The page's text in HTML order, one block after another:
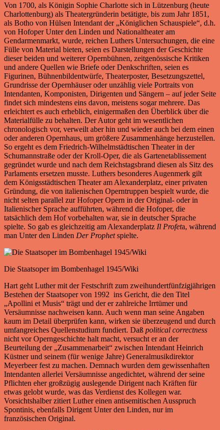
Von 1700, als Königin Sophie Charlotte sich in Lützenburg (heute
Charlottenburg) als Theatergründerin betätigte, bis zum Jahr 1851,
als Botho von Hülsen Intendant der „Königlichen Schauspiele“, d.h.
von Hofoper Unter den Linden und Nationaltheater am
Gendarmenmarkt, wurde, reichen Luthers Untersuchungen, die eine
Fülle von Material bieten, seien es Darstellungen der Geschichte
dieser beiden und weiterer Opernbühnen, zeitgenössische Kritiken
und andere Quellen wie Briefe oder Denkschriften, seien es
Figurinen, Bühnenbildentwürfe, Theaterposter, Besetzungszettel,
Grundrisse der Opernhäuser oder unzählig viele Portraits von
Intendanten, Komponisten, Dirigenten und Sängern – auf jeder Seite
findet sich mindestens eins davon, meistens sogar mehrere. Das
erleichtert es auch erheblich, einigermaßen den Überblick über die
Materialfülle zu behalten. Der Autor geht im wesentlichen
chronologisch vor, verweilt aber hin und wieder auch bei dem einen
oder anderen Opernhaus, um größere Zusammenhänge herzustellen.
So ergeht es dem Friedrich-Wilhelmstädtischen Theater in der
Schumannstraße oder der Kroll-Oper, die als Gartenetablissement
gegründet wurde und nach dem Reichstagsbrand diesen als Sitz des
Parlaments ersetzen musste. Luthers besonderes Augenmerk gilt
dem Königsstädtischen Theater am Alexanderplatz, einer privaten
Gründung, die von italienischen Operntruppen bespielt wurde, die
nicht selten parallel zur Hofoper Opern in der Original- oder in
Italienischer Sprache aufführten, während die Hofoper, die
tatsächlich dem Hof vorbehalten war, sie in deutscher Sprache
spielte. So gab es gleichzeitig am Alexanderplatz Il Profeta, während
man Unter den Linden Der Prophetspielte.
Die Staatsoper im Bombenhagel 1945/Wiki
Hart geht Luther mit der Festschrift zum zweihundertfünfzigjährigen
Bestehen der Staatsoper von 1992 ins Gericht, die den Titel
„Apollini et Musis“ trägt und der er zahlreiche Irrtümer und
Versäumnisse nachweisen kann. Auch wenn man seine Angaben
kaum im Detail überprüfen kann, wirken sie überzeugend und durch
umfangreiches Quellenstudium fundiert. Daß political correctness
nicht vor Operngeschichte halt macht, versucht er an der
Beurteilung der „Zusammenarbeit“ zwischen Intendant Heinrich
Küstner und seinem (für wenige Jahre) Generalmusikdirektor
Meyerbeer fest zu machen. Demnach wurden dem gewissenhaften
Intendanten allerlei Versäumnisse angedichtet, während der seine
Pflichten eher großzügig auslegende Dirigent nach Kräften für
etwas gelobt wurde, was das Verdienst des Kollegen war.
Vorsichtshalber zitiert Luther einen antisemitischen Ausspruch
Spontinis, ebenfalls Dirigent Unter den Linden, nur im
französischen Original.